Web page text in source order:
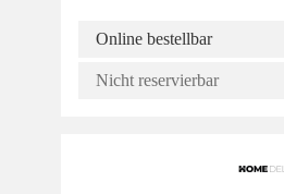
Online bestellbar
Nicht reservierbar